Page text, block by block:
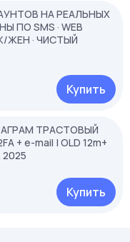
НА РЕАЛЬНЫХ
ПО SMS · WEB
ЖЕН · ЧИСТЫЙ
Купить
ТРАСТОВЫЙ
+ e-mail | OLD 12m+
2025
Купить